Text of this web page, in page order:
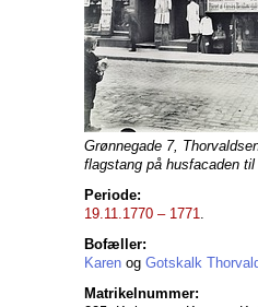
Grønnegade 7,
flagstang på husfacaden
Periode:
19.11.1770 – 1771
Bofæller:
Karen og Gotskalk
Matrikelnummer: